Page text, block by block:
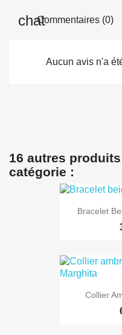
Commentaires (0)
Aucun avis n'a
16 autres
catégorie :
Bracelet
Collier